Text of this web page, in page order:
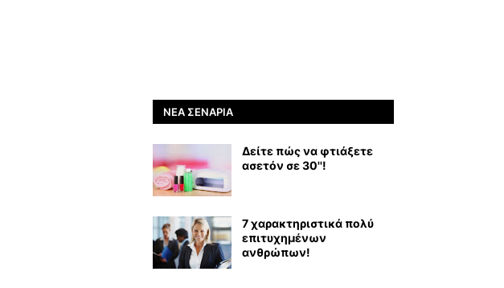
ΝΈΑ ΣΕΝΆΡΙΑ
Δείτε πώς να φτιάξετε
ασετόν σε 30''!
7 χαρακτηριστικά πολύ
επιτυχημένων
ανθρώπων!